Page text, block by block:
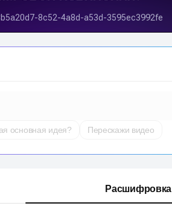
основная идея? Перескажи видео
Расшифровка